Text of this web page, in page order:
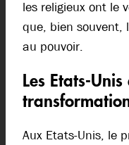
les religieux ont le
que, bien souvent,
au pouvoir.
Les Etats-
Aux Etats-Unis, le